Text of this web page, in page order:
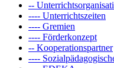
--
---- Unterrichtszeiten
---- Gremien
---- Förderkonzept
-- Kooperationspartner
----